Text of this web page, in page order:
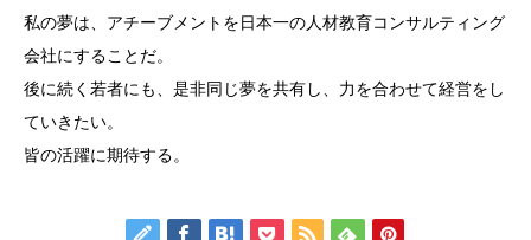
私の夢は、アチーブメントを日本一の人材教育コンサルティング
会社にすることだ。
後に続く若者にも、是非同じ夢を共有し、力を合わせて経営をし
ていきたい。
皆の活躍に期待する。